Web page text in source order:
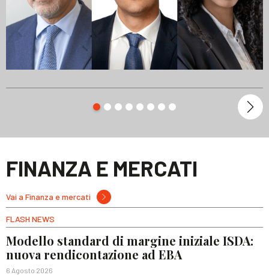
FINANZA E MERCATI
Vai a Finanza e mercati
FLASH NEWS
Modello standard di margine iniziale ISDA:
nuova rendicontazione ad EBA
6 Agosto 2026